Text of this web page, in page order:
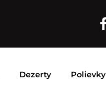
Dezerty Polievky